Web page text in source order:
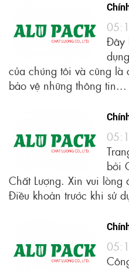
Đây
của chúng tôi và cũng là
bảo vệ những thông tin...
bởi
Chất Lượng. Xin vui
Điều khoản trước khi sử